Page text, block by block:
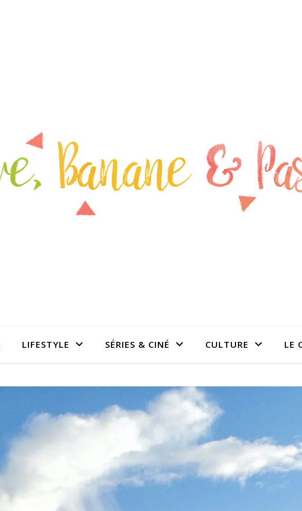
LIFESTYLE SÉRIES & CINÉ CULTURE LE